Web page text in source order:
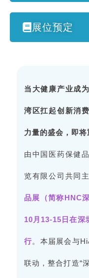
展位预定
当大健康产业成
湾区扛起创新消费
力量的盛会， 即将
由中国医药保健
览有限公司共同
品展（简称HNC
10月13-15日在深
行。本届展会与
联动，整合打造“